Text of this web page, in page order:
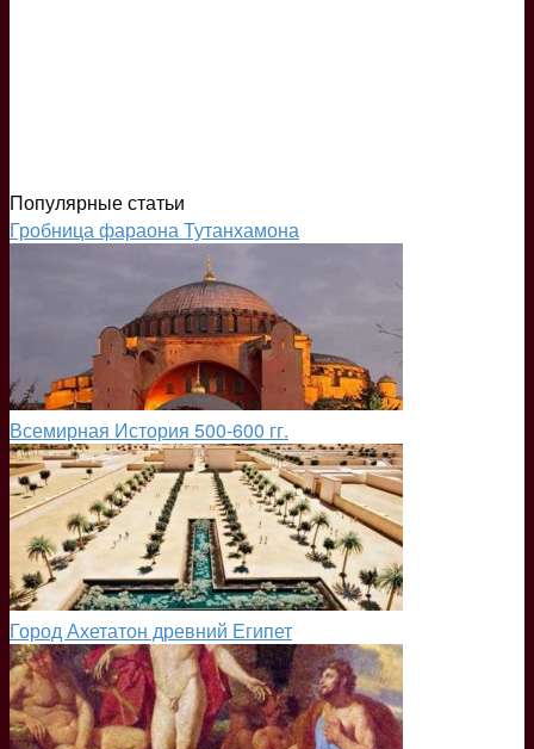
Популярные статьи
Гробница фараона Тутанхамона
Всемирная История 500-600 гг.
Город Ахетатон древний Египет